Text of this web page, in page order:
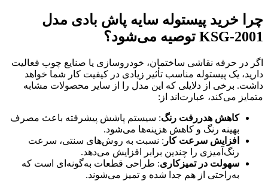
چرا خرید پیستوله سایه پاش بادی مدل
KSG-2001 توصیه می‌شود؟
اگر در حرفه نقاشی ساختمان، خودروسازی یا صنایع چوب فعالیت
دارید، یک پیستوله مناسب تأثیر زیادی در کیفیت کار شما خواهد
داشت. برخی از دلایلی که این مدل را از سایر محصولات مشابه
متمایز می‌کند، عبارت‌اند از:
کاهش هدررفت رنگ: سیستم پاشش پیشرفته باعث مصرف
بهینه رنگ و کاهش هزینه‌ها می‌شود.
افزایش سرعت کار : نسبت به روش‌های سنتی، سرعت
رنگ‌آمیزی را چندین برابر افزایش می‌دهد.
سهولت در تمیزکاری: طراحی قطعات به‌گونه‌ای است که
به‌راحتی از هم جدا شده و تمیز می‌شوند.